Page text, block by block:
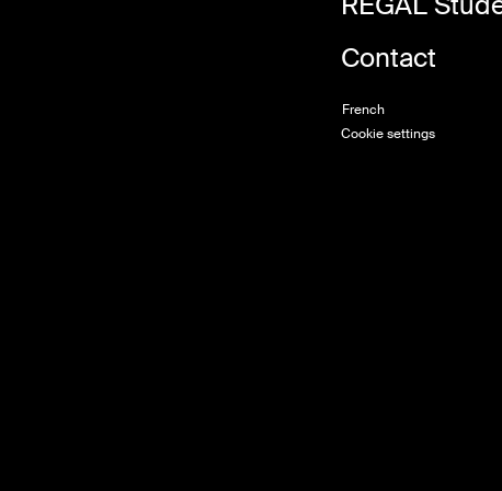
Contact
French
Cookie settings